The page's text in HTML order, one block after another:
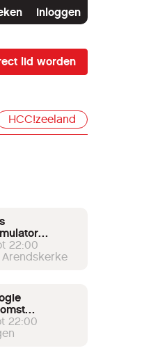
Inloggen
lid worden
HCC!zeeland
22:00
Arendskerke
22:00